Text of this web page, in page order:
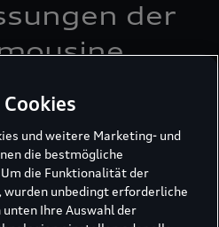
der
und weitere Marketing- und
die bestmögliche
die Funktionalität der
unbedingt erforderliche
unten Ihre Auswahl der